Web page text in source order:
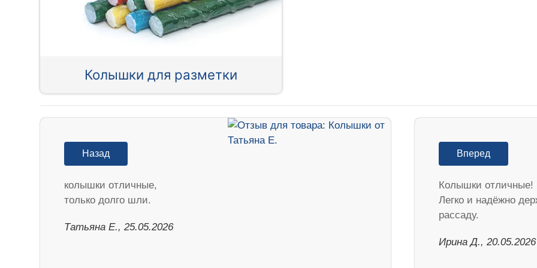
Колышки для разметки
Назад
колышки отличные,
только долго шли.
Татьяна Е., 25.05.2026
Вперед
Колышки отличные!
Легко и надёжно
рассаду.
Ирина Д., 20.05.2026